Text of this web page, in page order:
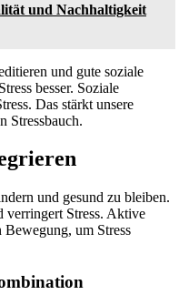
und Nachhaltigkeit
und gute soziale
besser. Soziale
Das stärkt unsere
Stressbauch.
und gesund zu bleiben.
verringert Stress. Aktive
um Stress